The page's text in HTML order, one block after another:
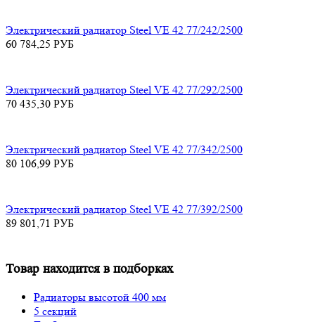
Электрический радиатор Steel VE 42 77/242/2500
60 784,25 РУБ
Электрический радиатор Steel VE 42 77/292/2500
70 435,30 РУБ
Электрический радиатор Steel VE 42 77/342/2500
80 106,99 РУБ
Электрический радиатор Steel VE 42 77/392/2500
89 801,71 РУБ
Товар находится в подборках
Радиаторы высотой 400 мм
5 секций